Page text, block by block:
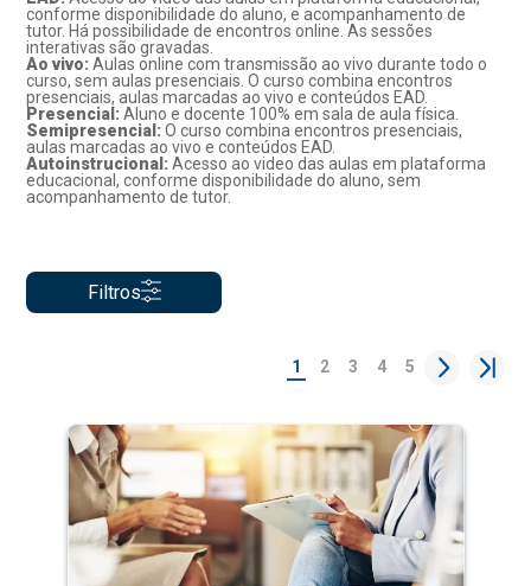
conforme disponibilidade do aluno, e acompanhamento de
tutor. Há possibilidade de encontros online. As sessões
interativas são gravadas.
Ao vivo: Aulas online com transmissão ao vivo durante todo o
curso, sem aulas presenciais. O curso combina encontros
presenciais, aulas marcadas ao vivo e conteúdos EAD.
Presencial:Aluno e docente 100% em sala de aula física.
Semipresencial:O curso combina encontros presenciais,
aulas marcadas ao vivo e conteúdos EAD.
Autoinstrucional:Acesso ao video das aulas em plataforma
educacional, conforme disponibilidade do aluno, sem
acompanhamento de tutor.
Filtros
1 2 3 4 5